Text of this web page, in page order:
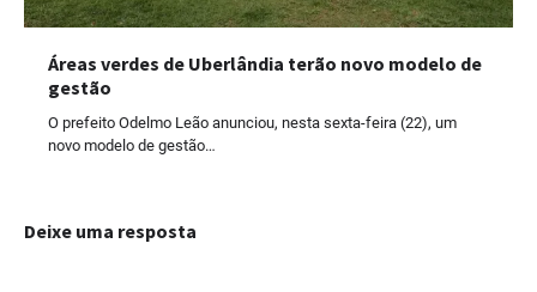
Áreas verdes de Uberlândia terão novo modelo de
gestão
O prefeito Odelmo Leão anunciou, nesta sexta-feira (22), um
novo modelo de gestão…
Deixe uma resposta